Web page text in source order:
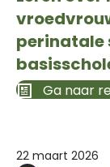
perinatale
Ga naar
22 maart 2026